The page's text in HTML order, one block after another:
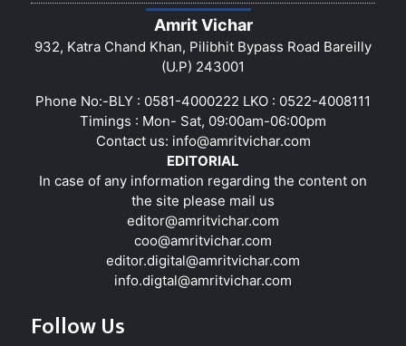
Amrit Vichar
932, Katra Chand Khan, Pilibhit Bypass Road Bareilly
(U.P) 243001
Phone No:-BLY : 0581-4000222 LKO : 0522-4008111
Timings : Mon- Sat, 09:00am-06:00pm
Contact us: info@amritvichar.com
EDITORIAL
In case of any information regarding the content on
the site please mail us
editor@amritvichar.com
coo@amritvichar.com
editor.digital@amritvichar.com
info.digtal@amritvichar.com
Follow Us